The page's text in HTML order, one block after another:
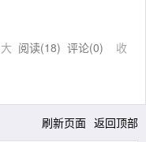
阅读(18) 评论(0) 收
刷新页面 返回顶部